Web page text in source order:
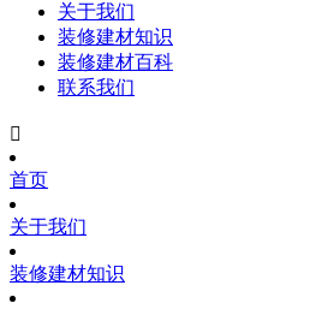
关于我们
装修建材知识
装修建材百科
联系我们

首页
关于我们
装修建材知识